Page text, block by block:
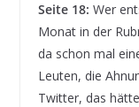
Seite 18: Wer
Monat in der
da schon mal
Leuten, die
Twitter, das